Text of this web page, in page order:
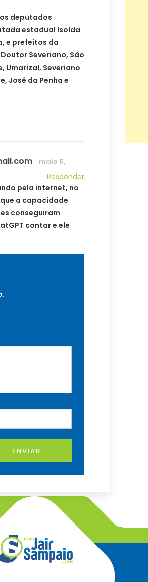
deputados
estadual Isolda
e prefeitos da
Severiano, São
Umarizal, Severiano
José da Penha e
maio 5,
Responder
pela internet, no
a capacidade
conseguiram
contar e ele
ENVIAR